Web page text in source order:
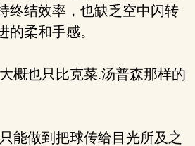
终结效率，也缺乏空中闪转
的柔和手感。
概也只比克菜.汤普森那样的
能做到把球传给目光所及之